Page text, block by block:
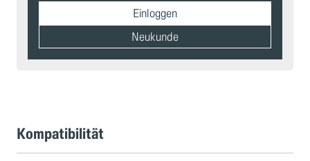
Einloggen
Neukunde
Kompatibilität